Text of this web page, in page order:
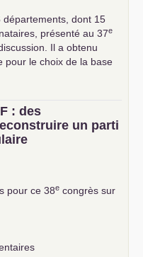
dont 15
présenté au 37e
Il a obtenu
pour le choix de la base
: des
un parti
pour ce 38e congrès sur